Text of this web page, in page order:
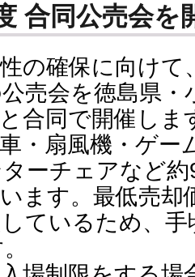
合同公売会を
の確保に向けて
売会を徳島県・
合同で開催しま
・扇風機・ゲー
ターチェアなど
ます。最低売却
ているため、